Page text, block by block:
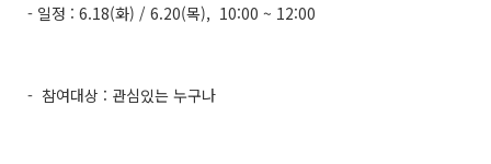
- 일정 : 6.18(화) / 6.20(목), 10:00 ~ 12:00
- 참여대상 : 관심있는 누구나